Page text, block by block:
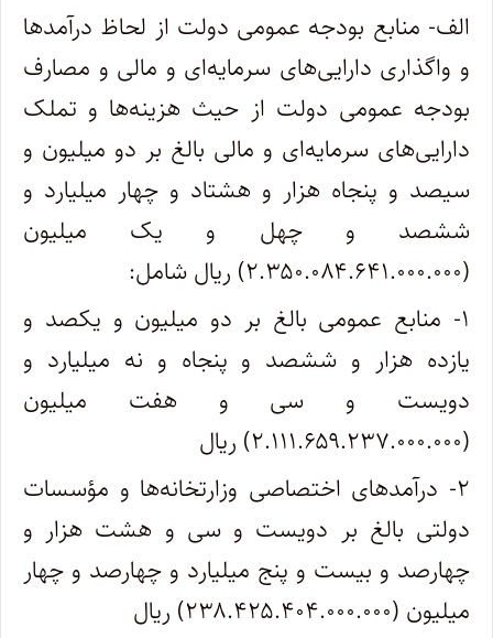
الف- منابع بودجه عمومی دولت از لحاظ درآمدها
و واگذاری دارایی‌های سرمایه‌ای و مالی و مصارف
بودجه‌ عمومی دولت از حیث هزینه‌ها و تملک
دارایی‌های سرمایه‌ای و مالی بالغ بر دو میلیون و
سیصد و پنجاه هزار و هشتاد و چهار میلیارد و
ششصد و چهل و یک میلیون
(۲.۳۵۰.۰۸۴.۶۴۱.۰۰۰.۰۰۰) ریال شامل:
۱- منابع عمومی بالغ بر دو میلیون و یکصد و
یازده هزار و ششصد و پنجاه و نه میلیارد و
دویست و سی و هفت میلیون
(۲.۱۱۱.۶۵۹.۲۳۷.۰۰۰.۰۰۰) ریال
۲- درآمدهای اختصاصی وزارتخانه‌ها و مؤسسات
دولتی بالغ بر دویست و سی و هشت هزار و
چهارصد و بیست و پنج میلیارد و چهارصد و چهار
میلیون (۲۳۸.۴۲۵.۴۰۴.۰۰۰.۰۰۰) ریال